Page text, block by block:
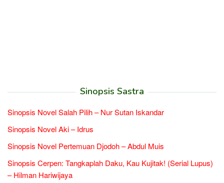
Sinopsis Sastra
Sinopsis Novel Salah Pilih – Nur Sutan Iskandar
Sinopsis Novel Aki – Idrus
Sinopsis Novel Pertemuan Djodoh – Abdul Muis
Sinopsis Cerpen: Tangkaplah Daku, Kau Kujitak! (Serial Lupus)
– Hilman Hariwijaya